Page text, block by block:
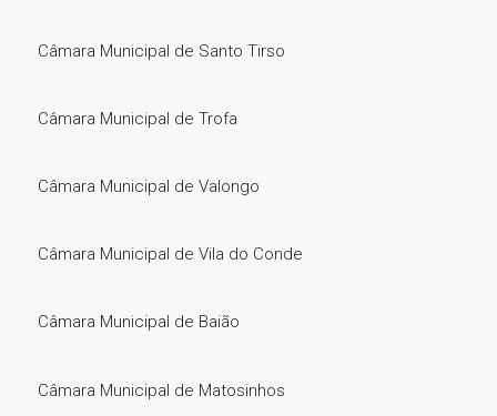
Câmara Municipal de Santo Tirso
Câmara Municipal de Trofa
Câmara Municipal de Valongo
Câmara Municipal de Vila do Conde
Câmara Municipal de Baião
Câmara Municipal de Matosinhos